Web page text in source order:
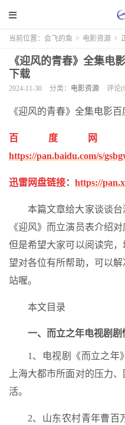
当前位置： 会飞的鱼 > 电影资源 >
《迎风的青春》全集电
下载
2024-11-30 分类： 电影资源 评论
《迎风的青春》全集电影
百度
https://pan.baidu.com/s/
迅雷网盘链接： https://
本篇文章给大家谈谈
《迎风》而立演员表介绍
但是希望大家可以阅读完
望对各位有所帮助，可以
站喔。
本文目录
一、而立之年电视剧剧
1、电视剧《而立之年
上海大都市所面对的压力
活。
2、山东农村青年曹百